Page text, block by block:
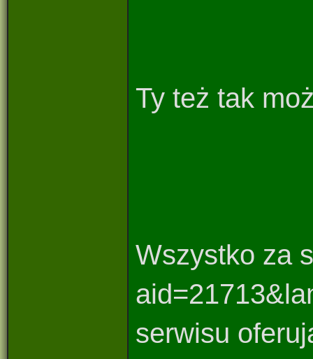
Ty też tak
Wszystko za
serwisu